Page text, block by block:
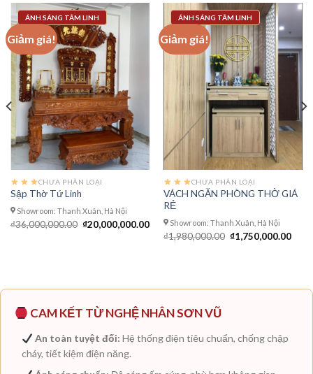
Giảm giá!
ÁNH SÁNG TÂM LINH
CHƯA PHÂN LOẠI
Sập Thờ Tứ Linh
Showroom: Thanh Xuân, Hà Nội
₫36,000,000.00 Giá
₫20,000,000.00Giá
hiện
Giảm giá!
ÁNH SÁNG TÂM LINH
CHƯA PHÂN LOẠI
VÁCH NGĂN PHÒNG THỜ GIÁ
RẺ
Showroom: Thanh Xuân, Hà Nội
₫1,980,000.00 Giá
gốc
₫1,750,000.00Giá
CAM KẾT TỪ NGHỆ NHÂN SƠN VŨ
An toàn tuyệt đối: Hệ thống điện tiêu chuẩn, chống chập
cháy, tiết kiệm điện năng.